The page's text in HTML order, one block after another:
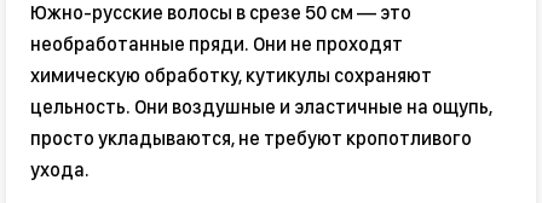
Южно-русские волосы в срезе 50 см — это
необработанные пряди. Они не проходят
химическую обработку, кутикулы сохраняют
цельность. Они воздушные и эластичные на ощупь,
просто укладываются, не требуют кропотливого
ухода.